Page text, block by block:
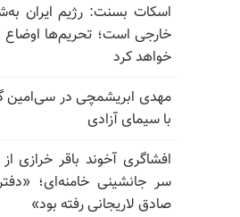
اسکات بسنت: رژیم ایران
خارجی است؛ تحریم‌ها اوضاع
خواهد کرد
مهدی ابریشمچی در سی‌امین
با سیمای آزادی
افشاگری آخوند باقر خرازی
سر جانشینی خامنه‌ای؛
صادق لاریجانی رفته بود»